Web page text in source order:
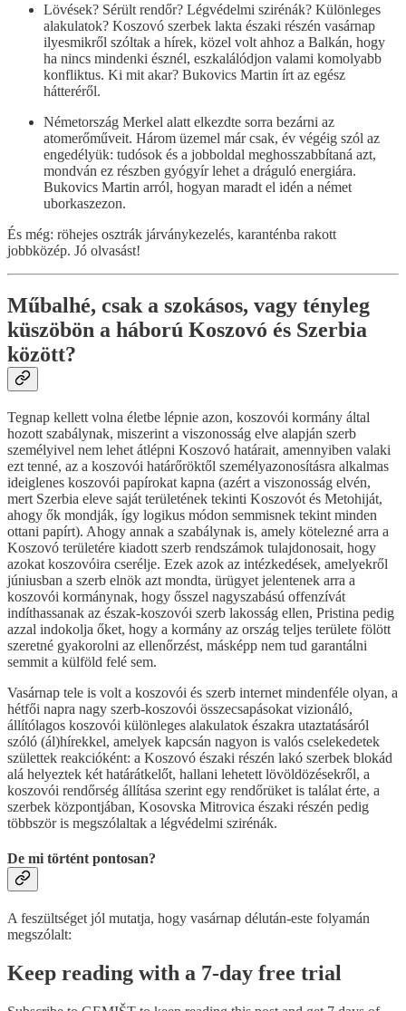
Lövések? Sérült rendőr? Légvédelmi szirénák? Különleges
alakulatok? Koszovó szerbek lakta északi részén vasárnap
ilyesmikről szóltak a hírek, közel volt ahhoz a Balkán, hogy
ha nincs mindenki észnél, eszkalálódjon valami komolyabb
konfliktus. Ki mit akar? Bukovics Martin írt az egész
hátteréről.
Németország Merkel alatt elkezdte sorra bezárni az
atomerőműveit. Három üzemel már csak, év végéig szól az
engedélyük: tudósok és a jobboldal meghosszabbítaná azt,
mondván ez részben gyógyír lehet a dráguló energiára.
Bukovics Martin arról, hogyan maradt el idén a német
uborkaszezon.
És még: röhejes osztrák járványkezelés, karanténba rakott
jobbközép. Jó olvasást!
Műbalhé, csak a szokásos, vagy tényleg
küszöbön a háború Koszovó és Szerbia
között?
Tegnap kellett volna életbe lépnie azon, koszovói kormány által
hozott szabálynak, miszerint a viszonosság elve alapján szerb
személyivel nem lehet átlépni Koszovó határait, amennyiben valaki
ezt tenné, az a koszovói határőröktől személyazonosításra alkalmas
ideiglenes koszovói papírokat kapna (azért a viszonosság elvén,
mert Szerbia eleve saját területének tekinti Koszovót és Metohiját,
ahogy ők mondják, így logikus módon semmisnek tekint minden
ottani papírt). Ahogy annak a szabálynak is, amely kötelezné arra a
Koszovó területére kiadott szerb rendszámok tulajdonosait, hogy
azokat koszovóira cserélje. Ezek azok az intézkedések, amelyekről
júniusban a szerb elnök azt mondta, ürügyet jelentenek arra a
koszovói kormánynak, hogy ősszel nagyszabású offenzívát
indíthassanak az észak-koszovói szerb lakosság ellen, Pristina pedig
azzal indokolja őket, hogy a kormány az ország teljes területe fölött
szeretné gyakorolni az ellenőrzést, másképp nem tud garantálni
semmit a külföld felé sem.
Vasárnap tele is volt a koszovói és szerb internet mindenféle olyan, a
hétfői napra nagy szerb-koszovói összecsapásokat vizionáló,
állítólagos koszovói különleges alakulatok északra utaztatásáról
szóló (ál)hírekkel, amelyek kapcsán nagyon is valós cselekedetek
születtek reakcióként: a Koszovó északi részén lakó szerbek blokád
alá helyeztek két határátkelőt, hallani lehetett lövöldözésekről, a
koszovói rendőrség állítása szerint egy rendőrüket is találat érte, a
szerbek központjában, Kosovska Mitrovica északi részén pedig
többször is megszólaltak a légvédelmi szirénák.
De mi történt pontosan?
A feszültséget jól mutatja, hogy vasárnap délután-este folyamán
megszólalt:
Keep reading with a 7-day free trial